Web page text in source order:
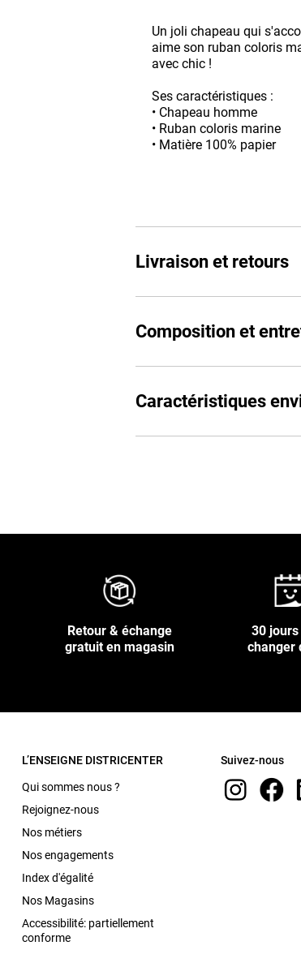
Un joli chapeau qui
aime son ruban coloris
avec chic !
Ses caractéristiques :
• Chapeau homme
• Ruban coloris marine
• Matière 100% papier
Livraison et retours
Composition et
Caractéristiques
Retour & échange
gratuit en magasin
30
changer
L’ENSEIGNE DISTRICENTER
Qui sommes nous ?
Rejoignez-nous
Nos métiers
Nos engagements
Index d'égalité
Nos Magasins
Accessibilité: partiellement
conforme
Suivez-nous